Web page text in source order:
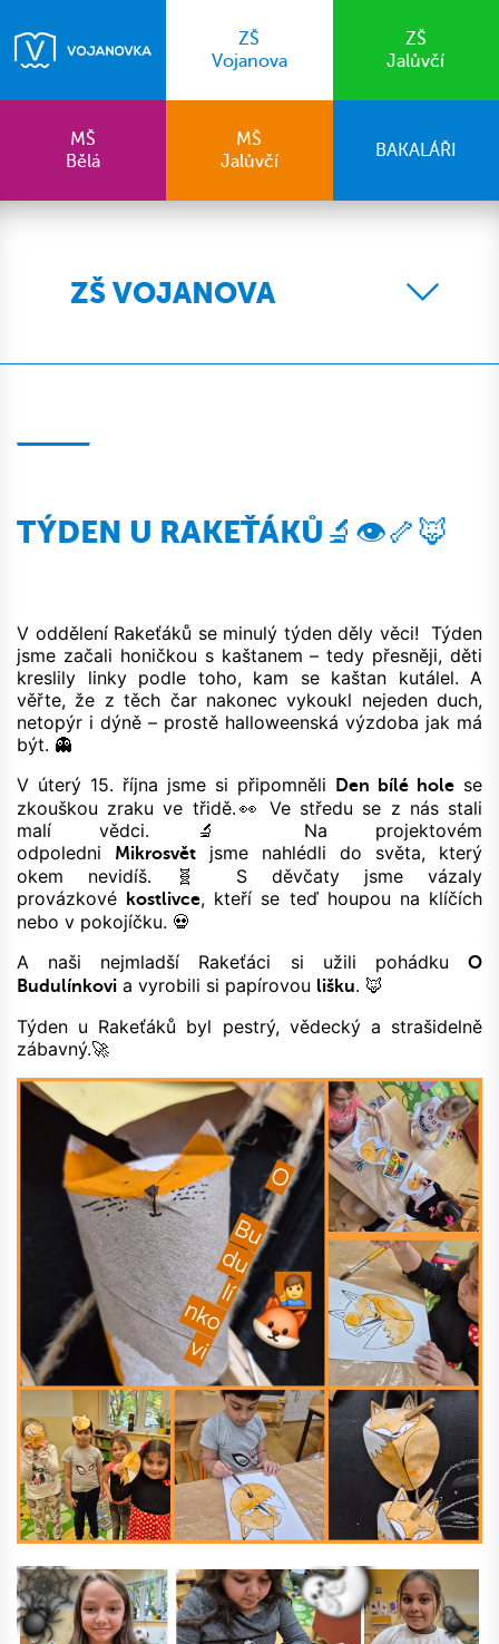
ZŠ
Vojanova
ZŠ
Jalůvčí
MŠ
Bělá
MŠ
Jalůvčí
BAKALÁŘI
ZŠ VOJANOVA
TÝDEN U RAKEŤÁKŮ🔬👁🦴🦊
V oddělení Rakeťáků se minulý týden děly věci! Týden
jsme začali honičkou s kaštanem – tedy přesněji, děti
kreslily linky podle toho, kam se kaštan kutálel. A
věřte, že z těch čar nakonec vykoukl nejeden duch,
netopýr i dýně – prostě halloweenská výzdoba jak má
být. 👻
V úterý 15. října jsme si připomněli
Den bílé hole se
zkouškou zraku ve třidě.👀 Ve středu se z nás stali
malí vědci. 🔬 Na projektovém
odpoledni
Mikrosvět jsme nahlédli do světa, který
okem nevidíš. 🧬 S děvčaty jsme vázaly
provázkové
kostlivce, kteří se teď houpou na klíčích
nebo v pokojíčku. 💀
A naši nejmladší Rakeťáci si užili pohádku
O
Budulínkovi a vyrobili si papírovou lišku. 🦊
Týden u Rakeťáků byl pestrý, vědecký a strašidelně
zábavný.🚀